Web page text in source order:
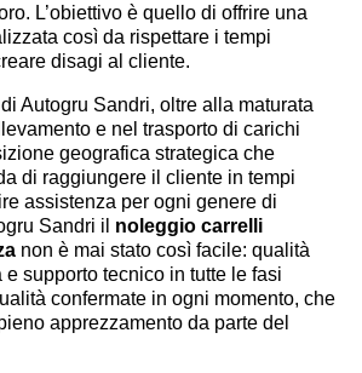
L’obiettivo è quello di offrire una
così da rispettare i tempi
disagi al cliente.
Autogru Sandri, oltre alla maturata
e nel trasporto di carichi
geografica strategica che
di raggiungere il cliente in tempi
assistenza per ogni genere di
Sandri il noleggio carrelli
non è mai stato così facile: qualità
supporto tecnico in tutte le fasi
confermate in ogni momento, che
apprezzamento da parte del